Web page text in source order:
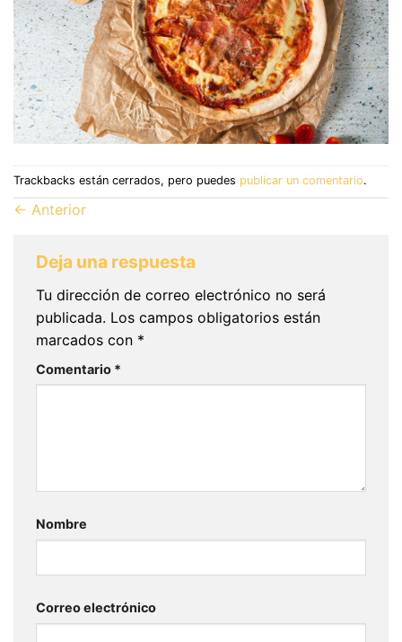
Trackbacks están cerrados, pero puedes publicar un comentario.
← Anterior
Deja una respuesta
Tu dirección de correo electrónico no será
publicada. Los campos obligatorios están
marcados con *
Comentario *
Nombre
Correo electrónico